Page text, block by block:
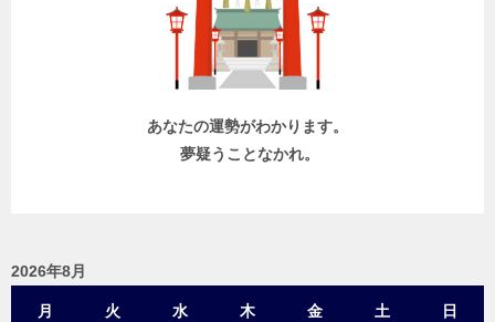
あなたの運勢がわかります。
夢疑うことなかれ。
2026年8月
月 火 水 木 金 土 日